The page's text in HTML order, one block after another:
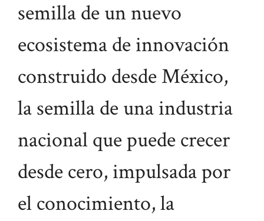
semilla de un nuevo
ecosistema de innovación
construido desde México,
la semilla de una industria
nacional que puede crecer
desde cero, impulsada por
el conocimiento, la